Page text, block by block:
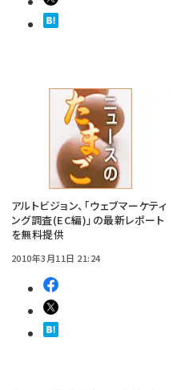
アルトビジョン、「ウェブマーケティ
ング調査(EC編)」の最新レポート
を無料提供
2010年3月11日 21:24